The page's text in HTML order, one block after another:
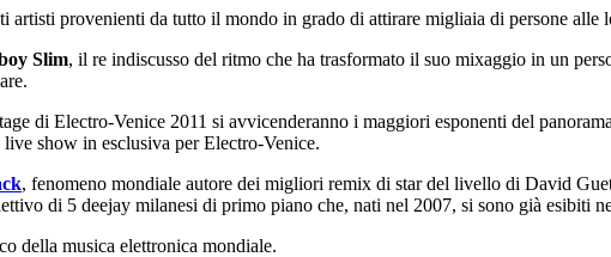
artisti provenienti da tutto il mondo in grado di attirare migliaia di persone alle
Slim, il re indiscusso del ritmo che ha trasformato il suo mixaggio in un
di Electro-Venice 2011 si avvicenderanno i maggiori esponenti del
show in esclusiva per Electro-Venice.
, fenomeno mondiale autore dei migliori remix di star del livello di David
di 5 deejay milanesi di primo piano che, nati nel 2007, si sono già esibiti
della musica elettronica mondiale.